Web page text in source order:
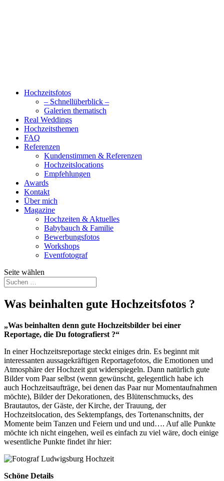
Hochzeitsfotos
– Schnellüberblick –
Galerien thematisch
Real Weddings
Hochzeitsthemen
FAQ
Referenzen
Kundenstimmen & Referenzen
Hochzeitslocations
Empfehlungen
Awards
Kontakt
Über mich
Magazine
Hochzeiten & Aktuelles
Babybauch & Familie
Bewerbungsfotos
Workshops
Eventfotograf
Seite wählen
Was beinhalten gute Hochzeitsfotos ?
„Was beinhalten denn gute Hochzeitsbilder bei einer
Reportage, die Du fotografierst ?“
In einer Hochzeitsreportage steckt einiges drin. Es beginnt mit
interessanten aussagekräftigen Reportagefotos, die Emotionen und
Atmosphäre der Hochzeit gut widerspiegeln. Dann natürlich gute
Bilder vom Paar selbst (wenn gewünscht, gelegentlich habe ich
auch Hochzeitsaufträge, bei denen das Paar nur Momentaufnahmen
möchte), Bilder der Dekorationen, des Blütenschmucks, des
Brautautos, der Gäste, der Kirche, der Trauung, der
Hochzeitslocation, des Sektempfangs, des Tortenanschnitts, der
Momente beim Tanzen und Feiern und und und…. Auf alle Punkte
möchte ich nicht eingehen, weil es einfach zu viel wäre, doch einige
wesentliche Punkte findet ihr hier:
Schöne Details